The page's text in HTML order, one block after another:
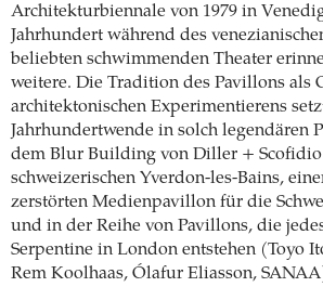
Architekturbiennale von 1979 in
Jahrhundert während des
beliebten schwimmenden Theater
weitere. Die Tradition des Pavillons als
architektonischen Experimentierens
Jahrhundertwende in solch legendären
dem Blur Building von Diller +
schweizerischen Yverdon-les-Bains,
zerstörten Medienpavillon für die
und in der Reihe von Pavillons, die
Serpentine in London entstehen (Toyo
Rem Koolhaas, Ólafur Eliasson,